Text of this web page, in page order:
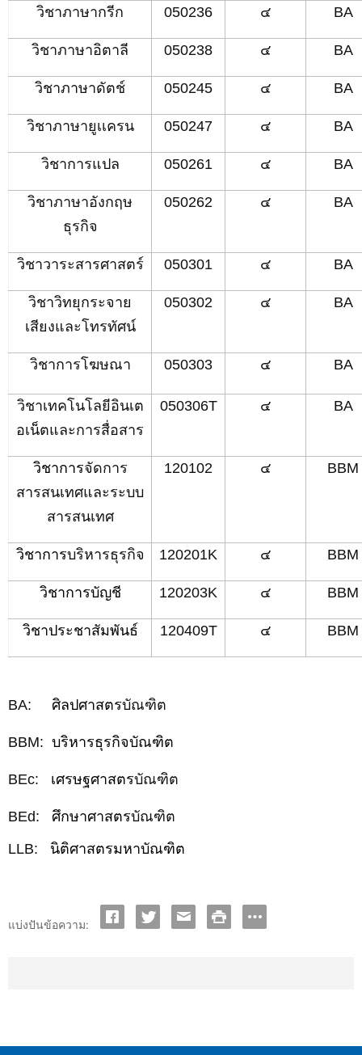
วิชาภาษากรีก 050236 ๔ BA
วิชาภาษาอิตาลี 050238 ๔ BA
วิชาภาษาดัตช์ 050245 ๔ BA
วิชาภาษายูเเครน 050247 ๔ BA
วิชาการแปล 050261 ๔ BA
วิชาภาษาอังกฤษ
ธุรกิจ
050262 ๔ BA
วิชาวาระสารศาสตร์ 050301 ๔ BA
วิชาวิทยุกระจาย
เสียงและโทรทัศน์
050302 ๔ BA
วิชาการโฆษณา 050303 ๔ BA
วิชาเทคโนโลยีอินเต
อเน็ตและการสื่อสาร
050306T ๔ BA
วิชาการจัดการ
สารสนเทศและระบบ
สารสนเทศ
120102 ๔ BBM
วิชาการบริหารธุรกิจ 120201K ๔ BBM
วิชาการบัญชี 120203K ๔ BBM
วิชาประชาสัมพันธ์ 120409T ๔ BBM
BA: ศิลปศาสตรบัณฑิต
BBM: บริหารธุรกิจบัณฑิต
BEc: เศรษฐศาสตรบัณฑิต
BEd: ศึกษาศาสตรบัณฑิต
LLB:
นิติศาสตรมหาบัณฑิต
แบ่งปันข้อความ: